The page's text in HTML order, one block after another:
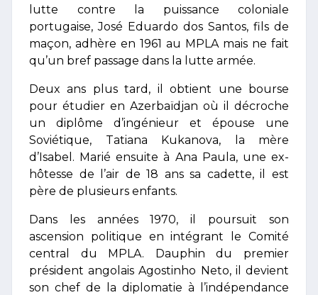
lutte contre la puissance coloniale
portugaise, José Eduardo dos Santos, fils de
maçon, adhère en 1961 au MPLA mais ne fait
qu’un bref passage dans la lutte armée.
Deux ans plus tard, il obtient une bourse
pour étudier en Azerbaïdjan où il décroche
un diplôme d’ingénieur et épouse une
Soviétique, Tatiana Kukanova, la mère
d’Isabel. Marié ensuite à Ana Paula, une ex-
hôtesse de l’air de 18 ans sa cadette, il est
père de plusieurs enfants.
Dans les années 1970, il poursuit son
ascension politique en intégrant le Comité
central du MPLA. Dauphin du premier
président angolais Agostinho Neto, il devient
son chef de la diplomatie à l’indépendance